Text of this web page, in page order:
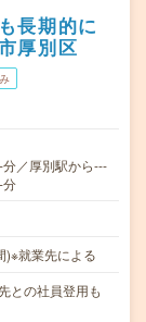
長期的に
厚別区
／厚別駅から---
分
)※就業先による
との社員登用も